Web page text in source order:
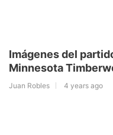
Imágenes del
Minnesota
Juan Robles 4 years ago